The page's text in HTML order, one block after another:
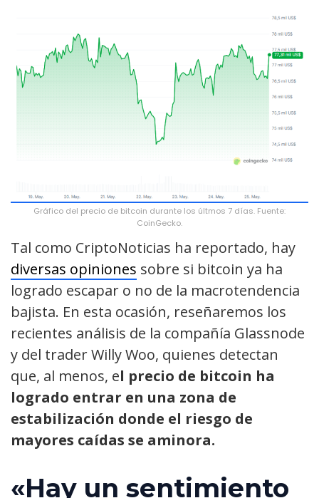
Gráfico del precio de bitcoin durante los últmos 7 días. Fuente:
CoinGecko.
Tal como CriptoNoticias ha reportado, hay
diversas opiniones sobre si bitcoin ya ha
logrado escapar o no de la macrotendencia
bajista. En esta ocasión, reseñaremos los
recientes análisis de la compañía Glassnode
y del trader Willy Woo, quienes detectan
que, al menos, el precio de bitcoin ha
logrado entrar en una zona de
estabilización donde el riesgo de
mayores caídas se aminora.
«Hay un sentimiento